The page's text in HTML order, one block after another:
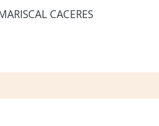
CACERES